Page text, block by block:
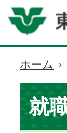
現
在
の
位
ホーム
就